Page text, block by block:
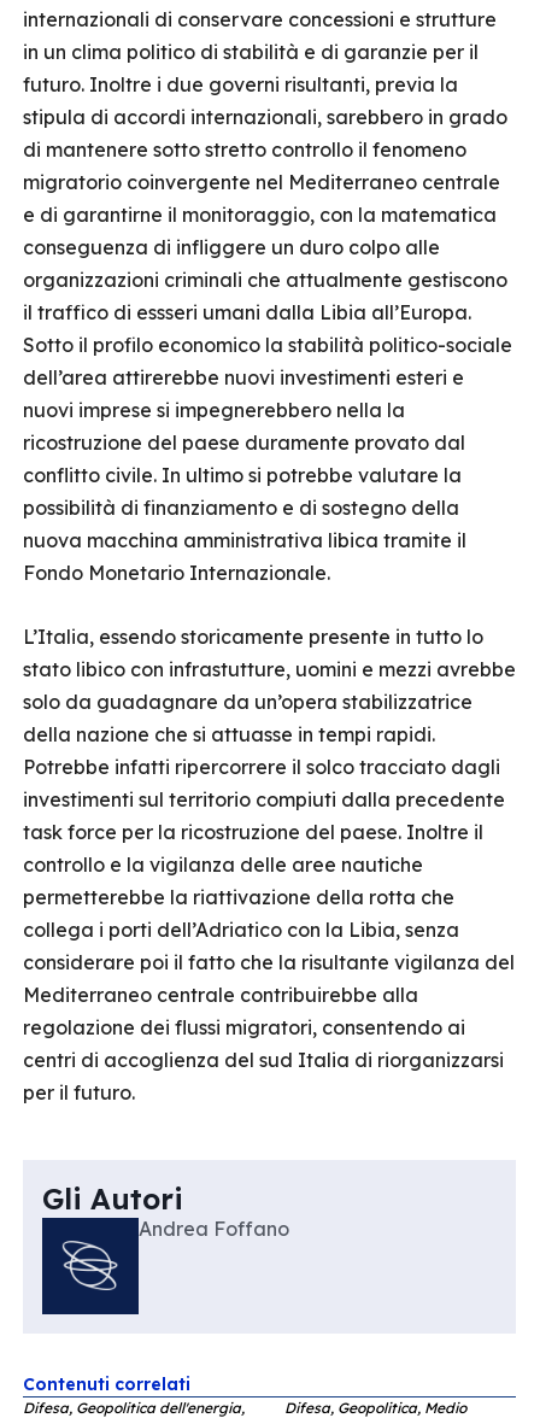
internazionali di conservare concessioni e strutture
in un clima politico di stabilità e di garanzie per il
futuro. Inoltre i due governi risultanti, previa la
stipula di accordi internazionali, sarebbero in grado
di mantenere sotto stretto controllo il fenomeno
migratorio coinvergente nel Mediterraneo centrale
e di garantirne il monitoraggio, con la matematica
conseguenza di infliggere un duro colpo alle
organizzazioni criminali che attualmente gestiscono
il traffico di essseri umani dalla Libia all’Europa.
Sotto il profilo economico la stabilità politico-sociale
dell’area attirerebbe nuovi investimenti esteri e
nuovi imprese si impegnerebbero nella la
ricostruzione del paese duramente provato dal
conflitto civile. In ultimo si potrebbe valutare la
possibilità di finanziamento e di sostegno della
nuova macchina amministrativa libica tramite il
Fondo Monetario Internazionale.
L’Italia, essendo storicamente presente in tutto lo
stato libico con infrastutture, uomini e mezzi avrebbe
solo da guadagnare da un’opera stabilizzatrice
della nazione che si attuasse in tempi rapidi.
Potrebbe infatti ripercorrere il solco tracciato dagli
investimenti sul territorio compiuti dalla precedente
task force per la ricostruzione del paese. Inoltre il
controllo e la vigilanza delle aree nautiche
permetterebbe la riattivazione della rotta che
collega i porti dell’Adriatico con la Libia, senza
considerare poi il fatto che la risultante vigilanza del
Mediterraneo centrale contribuirebbe alla
regolazione dei flussi migratori, consentendo ai
centri di accoglienza del sud Italia di riorganizzarsi
per il futuro.
Gli Autori
Andrea Foffano
Contenuti correlati
Difesa, Geopolitica dell'energia,
Difesa, Geopolitica, Medio